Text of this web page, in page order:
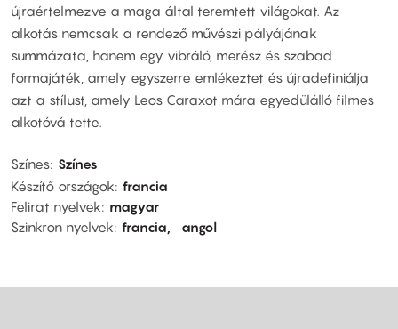
újraértelmezve a maga által teremtett világokat. Az
alkotás nemcsak a rendező művészi pályájának
summázata, hanem egy vibráló, merész és szabad
formajáték, amely egyszerre emlékeztet és újradefiniálja
azt a stílust, amely Leos Caraxot mára egyedülálló filmes
alkotóvá tette.
Színes Színes
Készítő országok francia
Felirat nyelvek
magyar
Szinkron nyelvek francia angol